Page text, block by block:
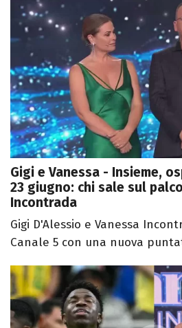
Gigi e Vanessa - Insieme,
23 giugno: chi sale sul
Incontrada
Gigi D'Alessio e Vanessa
Canale 5 con una nuova